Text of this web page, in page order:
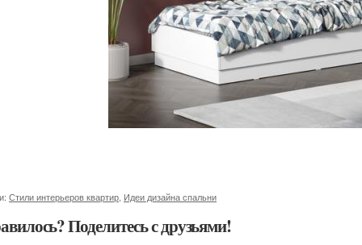
Стили интерьеров квартир Идеи дизайна спальни
Поделитесь с друзьями!